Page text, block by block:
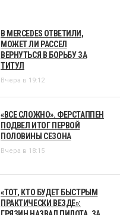
В MERCEDES ОТВЕТИЛИ,
МОЖЕТ ЛИ РАССЕЛ
ВЕРНУТЬСЯ В БОРЬБУ ЗА
ТИТУЛ
Вчера в 19:12
«ВСЕ СЛОЖНО». ФЕРСТАППЕН
ПОДВЕЛ ИТОГ ПЕРВОЙ
ПОЛОВИНЫ СЕЗОНА
Вчера в 18:15
«ТОТ, КТО БУДЕТ БЫСТРЫМ
ПРАКТИЧЕСКИ ВЕЗДЕ»: